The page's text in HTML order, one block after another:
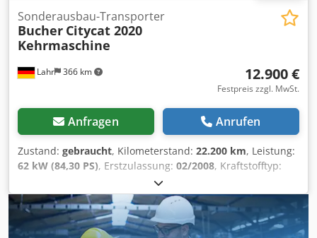
Lahr 366 km
Sonderausbau-Transporter
Bucher Citycat 2020
Kehrmaschine
12.900 €
Festpreis zzgl. MwSt.
Anfragen Anrufen
Zustand: gebraucht, Kilometerstand: 22.200 km, Leistung:
62 kW (84,30 PS), Erstzulassung: 02/2008, Kraftstofftyp:
4.500 kg
Emissionsklasse:Euro3, Anzahl der Sitzplätze:2, Bucher
Citycat 2020 Kompakte Kehrmaschine mit
Frontkehraggregat Dcodpfx Aezphnxscmok . für Anfragen: